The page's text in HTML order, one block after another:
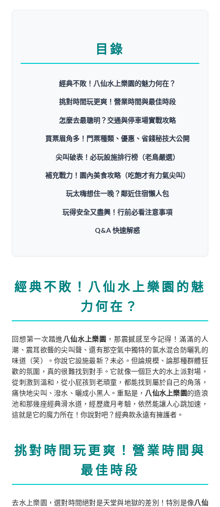
目錄
經典不敗！八仙水上樂園的魅力何在？
挑對時間玩更爽！營業時間與最佳時段
怎麼去最聰明？交通與停車場實戰攻略
買票眉角多！門票種類、優惠、省錢秘技大公開
尖叫破表！必玩設施排行榜（老鳥嚴選）
補充戰力！園內美食攻略（吃飽才有力氣尖叫）
玩太嗨想住一晚？鄰近住宿懶人包
玩得安全又盡興！行前必看注意事項
Q&A 快速解惑
經典不敗！八仙水上樂園的魅
力何在？
回想第一次踏進八仙水上樂園 ，那震撼感至今記得！滿滿的人
潮、震耳欲聾的尖叫聲、還有那空氣中獨特的氯水混合防曬乳的
味道（笑）。你說它設施最新？未必。但論規模、論那種群體狂
歡的氛圍，真的很難找到對手。它就像一個巨大的水上派對場，
從刺激到溫和，從小屁孩到老頑童，都能找到屬於自己的角落，
痛快地尖叫、潑水、曬成小黑人。重點是， 八仙水上樂園的造浪
池和那幾座經典滑水道，經歷歲月考驗，依然能讓人心跳加速，
這就是它的魔力所在！你說對吧？經典款永遠有擁護者。
挑對時間玩更爽！營業時間與
最佳時段
去水上樂園，選對時間絕對是天堂與地獄的差別！特別是像八仙